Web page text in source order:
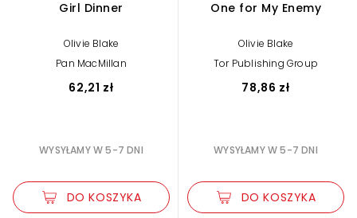
Girl Dinner
Olivie Blake
Pan MacMillan
62,21 zł
WYSYŁAMY W 5-7 DNI
DO KOSZYKA
One for My Enemy
Olivie Blake
Tor Publishing Group
78,86 zł
WYSYŁAMY W 5-7 DNI
DO KOSZYKA